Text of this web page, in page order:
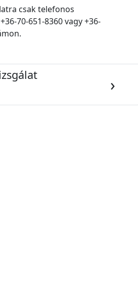
csak telefonos
70-651-8360 vagy +36-
›